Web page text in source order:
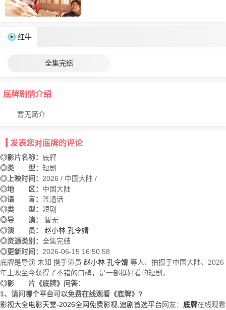
红牛
全集完结
底牌剧情介绍
暂无简介
发表您对底牌的评论
◎影片名称： 底牌
◎类 型： 短剧
◎上映时间： 2026 / 中国大陆 /
◎地 区： 中国大陆
◎语 言： 普通话
◎类 型： 短剧
◎导 演：
暂无
◎演 员：
赵小林 孔令婧
◎资源类别： 全集完结
◎更新时间： 2026-06-15 16:50:58
底牌是导演 未知 携手演员 赵小林 孔令婧 等人、拍摄于中国大陆、2026
年上映至今获得了不错的口碑，是一部挺好看的短剧。
◎影 片《底牌》问答：
1、请问哪个平台可以免费在线观看《底牌》?
影视大全电影天堂-2026全网免费影视,追剧首选平台网友： 底牌在线观看